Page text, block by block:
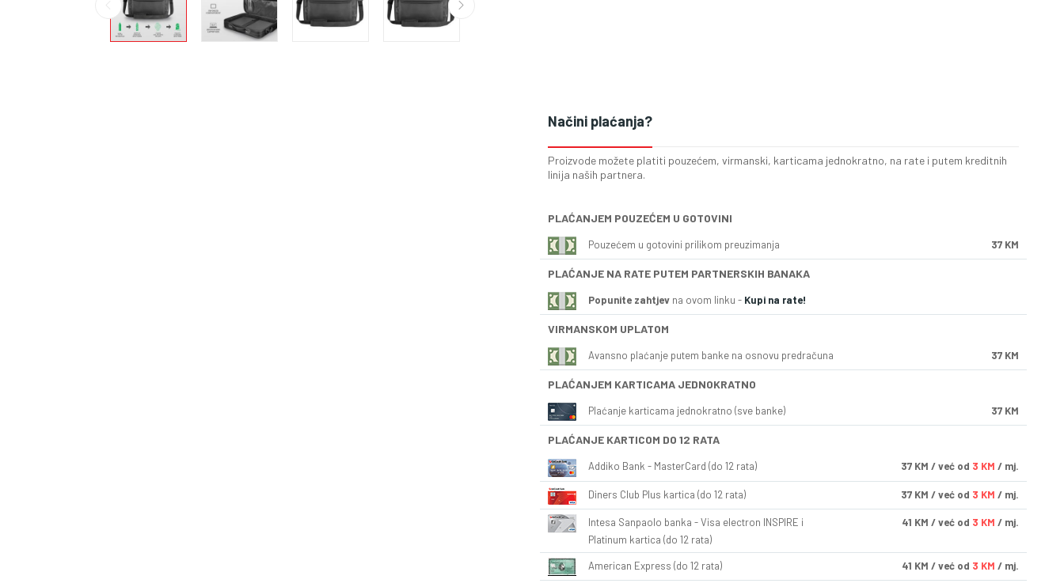
Načini plaćanja?
Proizvode možete platiti pouzećem, virmanski, karticama jednokratno, na rate i putem kreditnih
linija naših partnera.
PLAĆANJEM POUZEĆEM U GOTOVINI
Pouzećem u gotovini prilikom preuzimanja 37 KM
PLAĆANJE NA RATE PUTEM PARTNERSKIH BANAKA
Popunite zahtjev na ovom linku - Kupi na rate!
VIRMANSKOM UPLATOM
Avansno plaćanje putem banke na osnovu predračuna 37 KM
PLAĆANJEM KARTICAMA JEDNOKRATNO
Plaćanje karticama jednokratno (sve banke) 37 KM
PLAĆANJE KARTICOM DO 12 RATA
Addiko Bank - MasterCard (do 12 rata) 37 KM / već od 3 KM / mj.
Diners Club Plus kartica (do 12 rata) 37 KM / već od 3 KM / mj.
Intesa Sanpaolo banka - Visa electron INSPIRE i
Platinum kartica (do 12 rata)
41 KM / već od 3 KM / mj.
American Express (do 12 rata) 41 KM / već od 3 KM / mj.